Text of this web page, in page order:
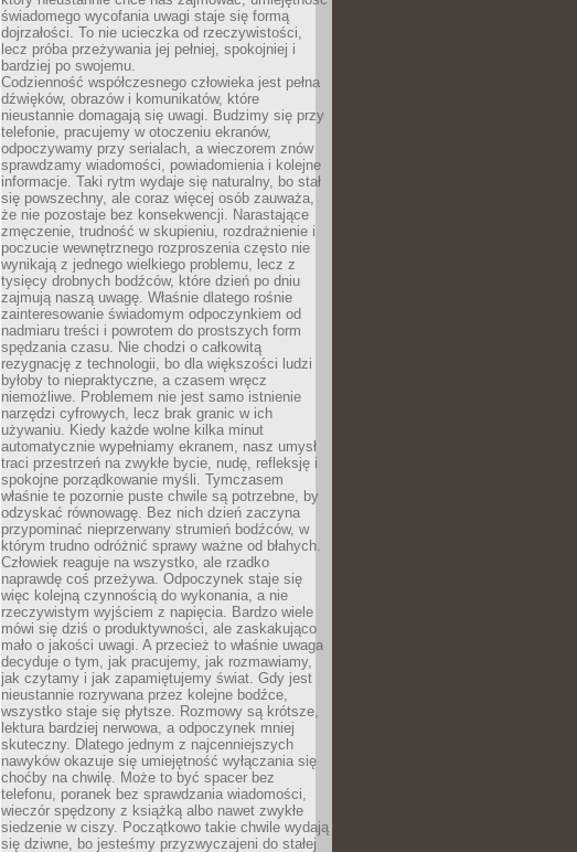
świadomego wycofania uwagi staje się formą
dojrzałości. To nie ucieczka od rzeczywistości,
lecz próba przeżywania jej pełniej, spokojniej i
bardziej po swojemu.
Codzienność współczesnego człowieka jest pełna
dźwięków, obrazów i komunikatów, które
nieustannie domagają się uwagi. Budzimy się przy
telefonie, pracujemy w otoczeniu ekranów,
odpoczywamy przy serialach, a wieczorem znów
sprawdzamy wiadomości, powiadomienia i kolejne
informacje. Taki rytm wydaje się naturalny, bo stał
się powszechny, ale coraz więcej osób zauważa,
że nie pozostaje bez konsekwencji. Narastające
zmęczenie, trudność w skupieniu, rozdrażnienie i
poczucie wewnętrznego rozproszenia często nie
wynikają z jednego wielkiego problemu, lecz z
tysięcy drobnych bodźców, które dzień po dniu
zajmują naszą uwagę. Właśnie dlatego rośnie
zainteresowanie świadomym odpoczynkiem od
nadmiaru treści i powrotem do prostszych form
spędzania czasu. Nie chodzi o całkowitą
rezygnację z technologii, bo dla większości ludzi
byłoby to niepraktyczne, a czasem wręcz
niemożliwe. Problemem nie jest samo istnienie
narzędzi cyfrowych, lecz brak granic w ich
używaniu. Kiedy każde wolne kilka minut
automatycznie wypełniamy ekranem, nasz umysł
traci przestrzeń na zwykłe bycie, nudę, refleksję i
spokojne porządkowanie myśli. Tymczasem
właśnie te pozornie puste chwile są potrzebne, by
odzyskać równowagę. Bez nich dzień zaczyna
przypominać nieprzerwany strumień bodźców, w
którym trudno odróżnić sprawy ważne od błahych.
Człowiek reaguje na wszystko, ale rzadko
naprawdę coś przeżywa. Odpoczynek staje się
więc kolejną czynnością do wykonania, a nie
rzeczywistym wyjściem z napięcia. Bardzo wiele
mówi się dziś o produktywności, ale zaskakująco
mało o jakości uwagi. A przecież to właśnie uwaga
decyduje o tym, jak pracujemy, jak rozmawiamy,
jak czytamy i jak zapamiętujemy świat. Gdy jest
nieustannie rozrywana przez kolejne bodźce,
wszystko staje się płytsze. Rozmowy są krótsze,
lektura bardziej nerwowa, a odpoczynek mniej
skuteczny. Dlatego jednym z najcenniejszych
nawyków okazuje się umiejętność wyłączania się
choćby na chwilę. Może to być spacer bez
telefonu, poranek bez sprawdzania wiadomości,
wieczór spędzony z książką albo nawet zwykłe
siedzenie w ciszy. Początkowo takie chwile wydają
się dziwne, bo jesteśmy przyzwyczajeni do stałej